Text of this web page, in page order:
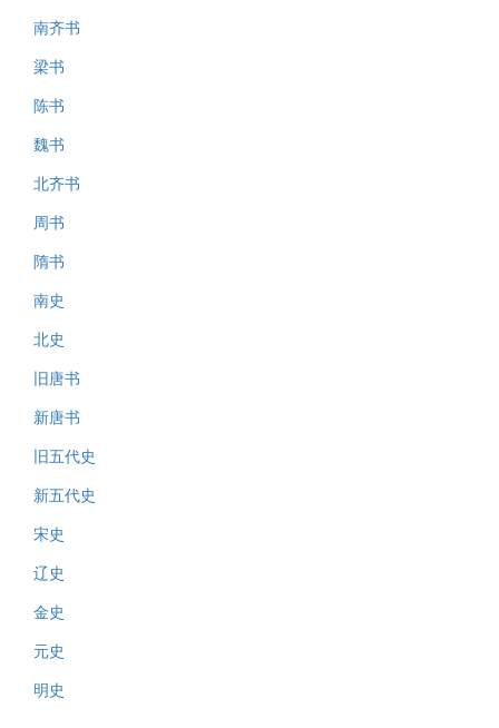
南齐书
梁书
陈书
魏书
北齐书
周书
隋书
南史
北史
旧唐书
新唐书
旧五代史
新五代史
宋史
辽史
金史
元史
明史